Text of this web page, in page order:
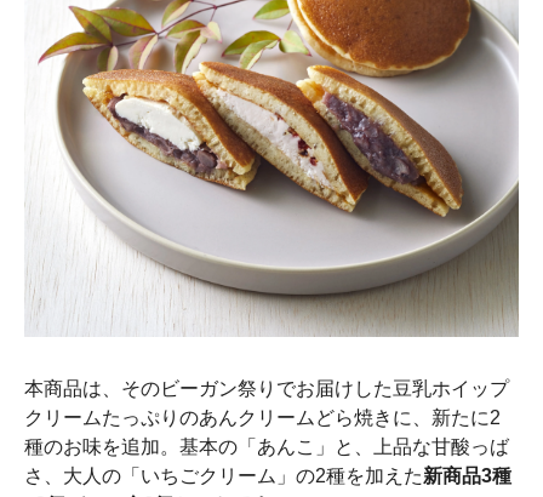
本商品は、そのビーガン祭りでお届けした豆乳ホイップ
クリームたっぷりのあんクリームどら焼きに、新たに2
種のお味を追加。基本の「あんこ」と、上品な甘酸っば
さ、大人の「いちごクリーム」の2種を加えた新商品3種